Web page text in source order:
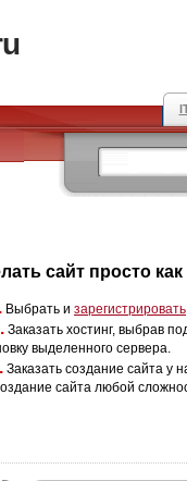
сайт просто как
Выбрать и зарегистрировать
Заказать хостинг, выбрав
выделенного сервера.
Заказать создание сайта
сайта любой